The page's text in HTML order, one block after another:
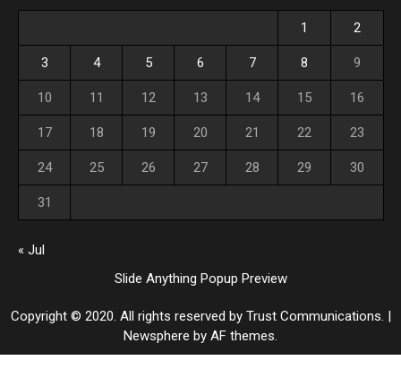
1 2
3 4 5 6 7 8 9
10 11 12 13 14 15 16
17 18 19 20 21 22 23
24 25 26 27 28 29 30
31
« Jul
Slide Anything Popup Preview
Copyright © 2020. All rights reserved by Trust Communications. |
Newsphere by AF themes.